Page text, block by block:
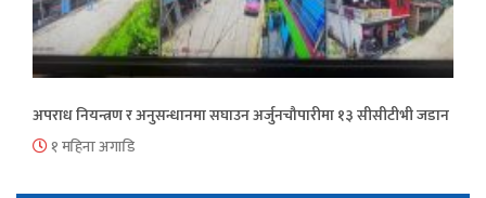
अपराध नियन्त्रण र अनुसन्धानमा सघाउन अर्जुनचौपारीमा १३ सीसीटीभी जडान
१ महिना अगाडि